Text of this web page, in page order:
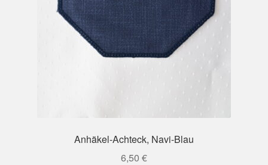
Anhäkel-Achteck, Navi-Blau
6,50 €